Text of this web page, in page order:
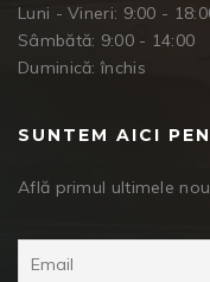
Luni - Vineri: 9:00 -
Sâmbătă: 9:00 - 14:00
Duminică: închis
SUNTEM AICI
Află primul ultimele